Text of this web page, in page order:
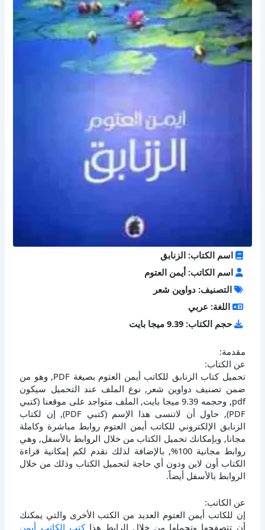
اسم الكتاب: الزنابق
اسم الكاتب: أيمن العتوم
التصنيف: دواوين شعر
اللغة: عربي
حجم الكتاب: 9.39 ميجا بايت
مقدمة:
عن الكتاب:
تحميل كتاب الزنابق للكاتب أيمن العتوم بصيغة PDF, وهو من
ضمن تصنيف دواوين شعر, نوع الملف عند التحميل سيكون
pdf, وحجمه 9.39 ميجا بايت, الملف متواجد على موقعنا (كتبي
PDF), حاول أن لاتنسى هذا الإسم (كتبي PDF), إن لكتاب
الزنابق الإلكتروني للكاتب أيمن العتوم روابط مباشرة وكاملة
مجانا, وبإمكانك تحميل الكتاب من خلال الروابط بالأسفل, وهي
روابط مجانية 100%, بالإضافة لذلك نقدم لكم إمكانية قراءة
الكتاب أون لاين ودون أي حاجة لتحميل الكتاب وذلك من خلال
الروابط بالأسفل أيضاً.
عن الكاتب:
إن للكاتب أيمن العتوم العديد من الكتب الأخرى والتي يمكنك
أن تتصفحها وتحملها من خلال الرابط هذاكتب الكاتب أيمن